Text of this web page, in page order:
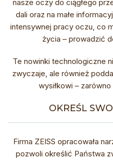
nasze oczy do ciągłego
dali oraz na małe
intensywnej pracy oczu, co
życia – prowadzić
Te nowinki technologiczne
zwyczaje, ale również
wysiłkowi –
OKREŚL
Firma ZEISS opracowała
pozwoli określić Państwa